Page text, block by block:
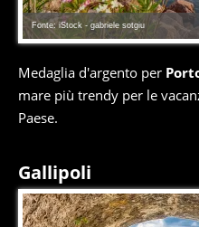
Fonte: iStock - gabriele sotgiu
Medaglia d'argento per
mare più trendy per le
Paese.
Gallipoli